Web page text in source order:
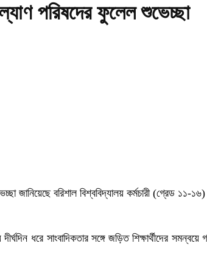
পরিষদের ফুলেল শুভেচ্ছা
জানিয়েছে বরিশাল বিশ্ববিদ্যালয় কর্মচারী (গ্রেড
ধরে সাংবাদিকতার সঙ্গে জড়িত শিক্ষার্থীদের